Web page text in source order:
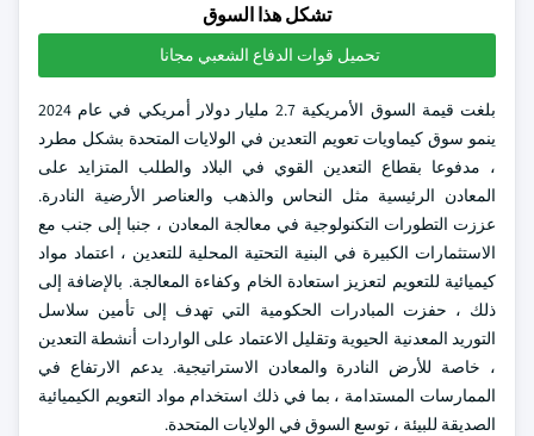
تشكل هذا السوق
تحميل قوات الدفاع الشعبي مجانا
بلغت قيمة السوق الأمريكية 2.7 مليار دولار أمريكي في عام 2024
ينمو سوق كيماويات تعويم التعدين في الولايات المتحدة بشكل مطرد
، مدفوعا بقطاع التعدين القوي في البلاد والطلب المتزايد على
المعادن الرئيسية مثل النحاس والذهب والعناصر الأرضية النادرة.
عززت التطورات التكنولوجية في معالجة المعادن ، جنبا إلى جنب مع
الاستثمارات الكبيرة في البنية التحتية المحلية للتعدين ، اعتماد مواد
كيميائية للتعويم لتعزيز استعادة الخام وكفاءة المعالجة. بالإضافة إلى
ذلك ، حفزت المبادرات الحكومية التي تهدف إلى تأمين سلاسل
التوريد المعدنية الحيوية وتقليل الاعتماد على الواردات أنشطة التعدين
، خاصة للأرض النادرة والمعادن الاستراتيجية. يدعم الارتفاع في
الممارسات المستدامة ، بما في ذلك استخدام مواد التعويم الكيميائية
الصديقة للبيئة ، توسع السوق في الولايات المتحدة.